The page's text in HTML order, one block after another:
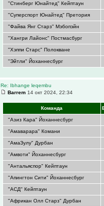
"Стинберг Юнайтед" Кейптаун
"Суперспорт Юнайтед" Претория
"Файва Янг Старз" Мэбопэйн
"Хангри Лайонс" Постмасбург
"Хэппи Старс" Полокване
"Эйтли" Йоханнесбург
Re: Ibhange leqembu
Barrem 14 окт 2024, 22:34
Команда
"Азиз Кара" Йоханнесбург
"Амаварара" Комани
"АмаЗулу" Дурбан
"Амвоти" Йоханнесбург
"Антальяспор" Кейптаун
"Апингтон Сити" Йоханнесбург
"АСД" Кейптаун
"Африкан Олл Старз" Дурбан